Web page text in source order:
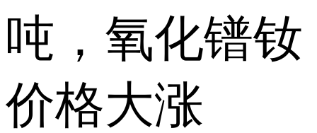
吨，氧化镨钕
价格大涨